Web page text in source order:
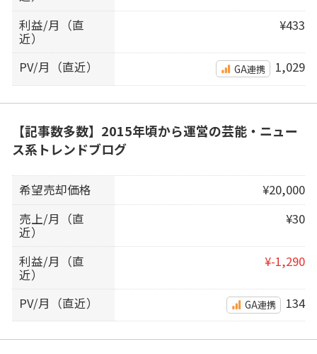
利益/月（直
近）
¥433
PV/月（直近） GA連携 1,029
【記事数多数】2015年頃から運営の芸能・ニュー
ス系トレンドブログ
希望売却価格
¥20,000
売上/月（直
近）
¥30
利益/月（直
近）
¥-1,290
PV/月（直近） GA連携 134